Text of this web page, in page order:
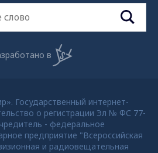
в
Государственный интернет-
о регистрации Эл № ФС 77-
- федеральное
предприятие "Всероссийская
и радиовещательная